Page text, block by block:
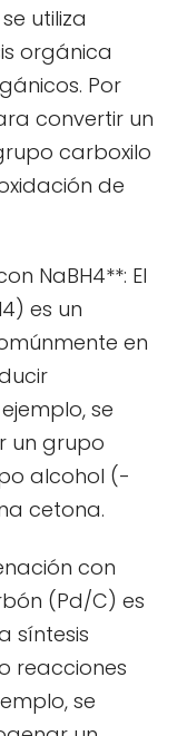
utiliza
orgánica
Por
convertir un
carboxilo
de
NaBH4**: El
es un
en
se
un grupo
alcohol (-
cetona.
con
(Pd/C) es
síntesis
reacciones
se